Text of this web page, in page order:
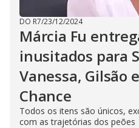
DO R7/23/12/2024
Márcia Fu
inusitados para
Vanessa, Gilsão
Chance
Todos os itens são únicos,
com as trajetórias dos peões